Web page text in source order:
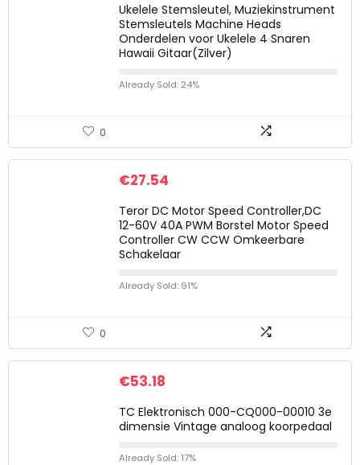
Ukelele Stemsleutel, Muziekinstrument
Stemsleutels Machine Heads
Onderdelen voor Ukelele 4 Snaren
Hawaii Gitaar(Zilver)
Already Sold: 24%
0
€27.54
Teror DC Motor Speed Controller,DC
12-60V 40A PWM Borstel Motor Speed
Controller CW CCW Omkeerbare
Schakelaar
Already Sold: 91%
0
€53.18
TC Elektronisch 000-CQ000-00010 3e
dimensie Vintage analoog koorpedaal
Already Sold: 17%